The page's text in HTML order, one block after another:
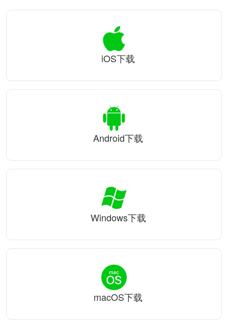
iOS下载
Android下载
Windows下载
macOS下载